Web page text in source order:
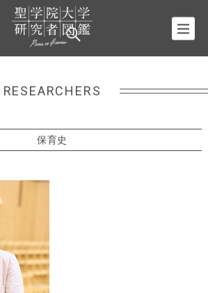
RESEARCHERS
保育史